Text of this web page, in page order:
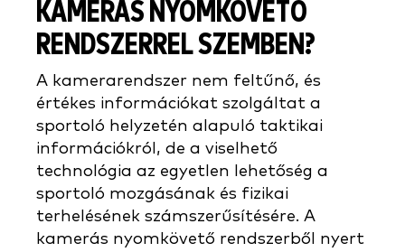
KAMERÁS NYOMKÖVETŐ
RENDSZERREL SZEMBEN?
A kamerarendszer nem feltűnő, és
értékes információkat szolgáltat a
sportoló helyzetén alapuló taktikai
információkról, de a viselhető
technológia az egyetlen lehetőség a
sportoló mozgásának és fizikai
terhelésének számszerűsítésére. A
kamerás nyomkövető rendszerből nyert